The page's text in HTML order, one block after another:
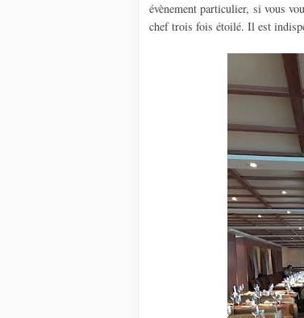
évènement particulier, si vous
chef trois fois étoilé. Il est